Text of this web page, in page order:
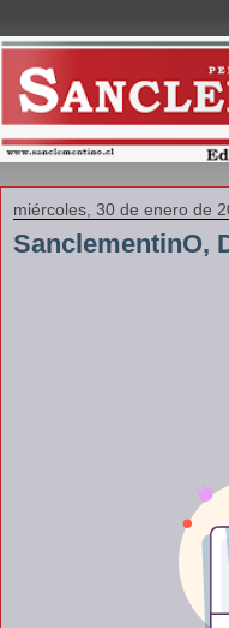
miércoles, 30 de enero de
SanclementinO,